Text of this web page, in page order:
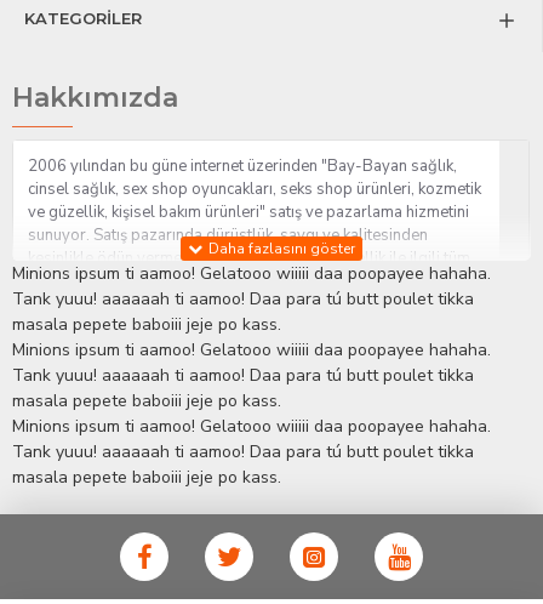
KATEGORİLER
Hakkımızda
2006 yılından bu güne internet üzerinden "Bay-Bayan sağlık,
cinsel sağlık, sex shop oyuncakları, seks shop ürünleri, kozmetik
ve güzellik, kişisel bakım ürünleri" satış ve pazarlama hizmetini
sunuyor. Satış pazarında dürüstlük, saygı ve kalitesinden
kesinlikle ödün vermeden hizmet sağlık ve güzellik ile ilgili tüm
sorularınıza anında cevap verebilen Yetkin ve uzman kadrosu ile
ihtiyaçlarınızı en uygun fiyat ve taksit seçenekleriyle karşılıyor.
İstanbul beylikdüzü Erotik Shop sitemizde insan odaklı çalışma
stratejimiz ile müşterilerimizin yaşamlarında mutlu, sağlıklı ve
bakımlı olmaları için onlara sağlık ve güzellik danışmanlığı
sağlıyoruz.Sex ShopAlışveriş sitemiz Erotik Shop sektöründeki
gelişmeleri ve yenilikleri çok yakından takip etmesi, yaklaşık
5000'e yakın geniş ürün yelpazesi ile Türkiye'de bu sektörde
kendi alanımızda en geniş ürün gurubuna sahip ender
mağazalardan biri olması, müşteri memnuniyetini her zaman ön
planda tutan yaklaşımcı ve yenilikçi servislerin geliştirilmesi
konusundaki becerileri ile kendisine Cinsel Ürün hayatında lider
ve kalıcı bir yer edinmiştir.
Minions ipsum ti aamoo! Gelatooo wiiiii daa poopayee hahaha.
Tank yuuu! aaaaaah ti aamoo! Daa para tú butt poulet tikka
masala pepete baboiii jeje po kass.
Minions ipsum ti aamoo! Gelatooo wiiiii daa poopayee hahaha.
Tank yuuu! aaaaaah ti aamoo! Daa para tú butt poulet tikka
masala pepete baboiii jeje po kass.
Minions ipsum ti aamoo! Gelatooo wiiiii daa poopayee hahaha.
Tank yuuu! aaaaaah ti aamoo! Daa para tú butt poulet tikka
masala pepete baboiii jeje po kass.